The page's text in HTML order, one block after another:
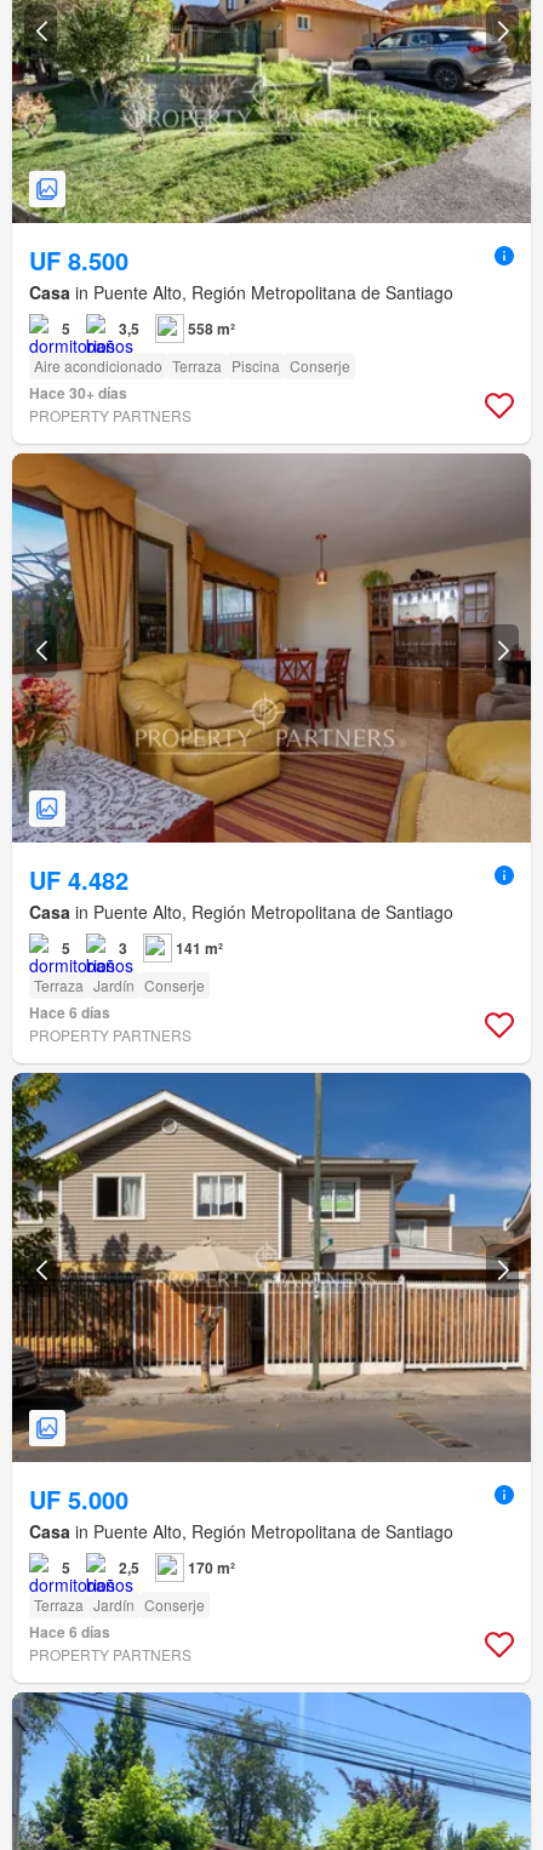
UF 8.500
Casa in Puente Alto, Región Metropolitana de Santiago
5 3,5 558 m²
Aire acondicionado Terraza Piscina Conserje
Hace 30+ días
PROPERTY PARTNERS
UF 4.482
Casa in Puente Alto, Región Metropolitana de Santiago
5 3 141 m²
Terraza Jardín Conserje
Hace 6 días
PROPERTY PARTNERS
UF 5.000
Casa in Puente Alto, Región Metropolitana de Santiago
5 2,5 170 m²
Terraza Jardín Conserje
Hace 6 días
PROPERTY PARTNERS